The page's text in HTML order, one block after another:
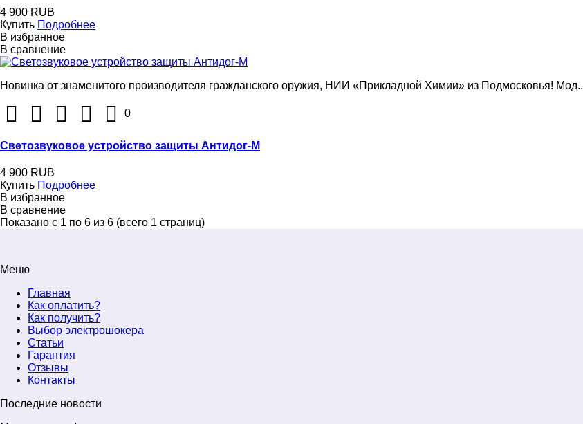
4 900 RUB
Купить Подробнее
В избранное
В сравнение
Новинка от знаменитого производителя гражданского оружия, НИИ «Прикладной Химии» из Подмосковья! Мод..
0
Светозвуковое устройство защиты Антидог-М
4 900 RUB
Купить Подробнее
В избранное
В сравнение
Показано с 1 по 6 из 6 (всего 1 страниц)
Меню
Главная
Как оплатить?
Как получить?
Выбор электрошокера
Статьи
Гарантия
Отзывы
Контакты
Последние новости